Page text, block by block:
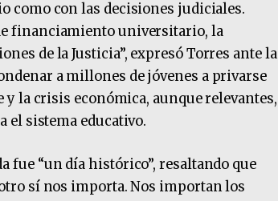
como con las decisiones judiciales.
financiamiento universitario, la
de la Justicia”, expresó Torres ante la
a millones de jóvenes a privarse
y la crisis económica, aunque relevantes,
el sistema educativo.
fue “un día histórico”, resaltando que
sí nos importa. Nos importan los